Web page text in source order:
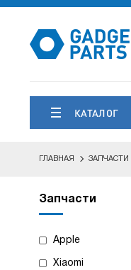
КАТАЛОГ
ГЛАВНАЯ ЗАПЧАСТИ
Запчасти
Apple
Xiaomi